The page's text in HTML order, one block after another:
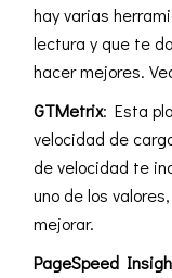
hay varias
lectura y que te
hacer mejores.
GTMetrix: Esta
velocidad de
de velocidad te
uno de los
mejorar.
PageSpeed